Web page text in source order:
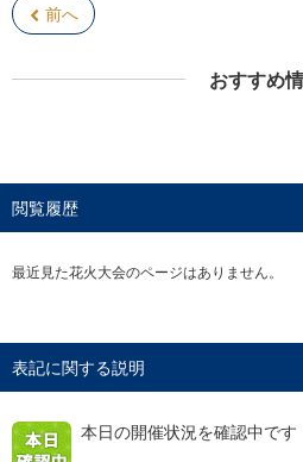
前へ
おすすめ
閲覧履歴
最近見た花火大会のページはありません。
表記に関する説明
本日の開催状況を確認中です